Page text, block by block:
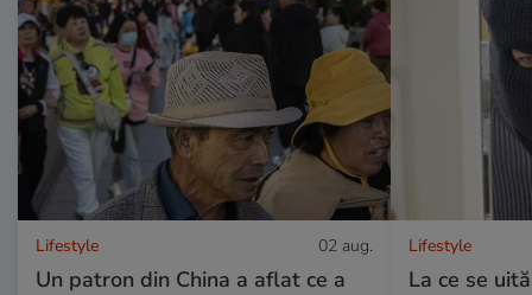
Lifestyle 02 aug.
Un patron din China a aflat ce a
Lifestyle
La ce se